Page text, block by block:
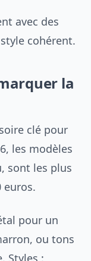
avec des
cohérent.
la
clé pour
les modèles
sont les plus
euros.
pour un
ou tons
Styles :